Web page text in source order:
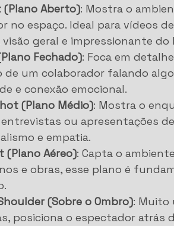
(Plano Aberto): Mostra o
no espaço. Ideal para vídeos
geral e impressionante do
Fechado): Foca em
de um colaborador falando
e conexão emocional.
(Plano Médio): Mostra o
entrevistas ou apresentações
e empatia.
(Plano Aéreo): Capta o
e obras, esse plano é
(Sobre o Ombro): Muito
posiciona o espectador atrás